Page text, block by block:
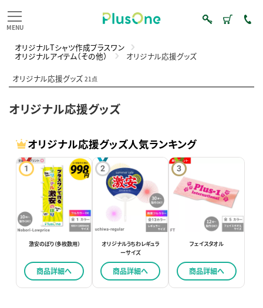
オリジナルTシャツ作成プラスワン
オリジナルアイテム（その他） オリジナル応援グッズ
オリジナル応援グッズ21点
オリジナル応援グッズ
オリジナル応援グッズ人気ランキング
激安のぼり（多枚数用）
商品詳細へ
オリジナルうちわレギュラ
ーサイズ
商品詳細へ
フェイスタオル
商品詳細へ